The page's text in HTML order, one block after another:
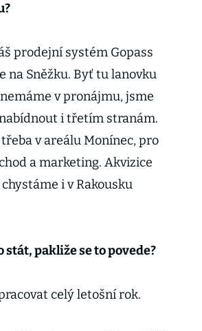
prodejní systém Gopass
na Sněžku. Byť tu lanovku
v pronájmu, jsme
i třetím stranám.
v areálu Monínec, pro
a marketing. Akvizice
i v Rakousku
stát, pakliže se to povede?
celý letošní rok.